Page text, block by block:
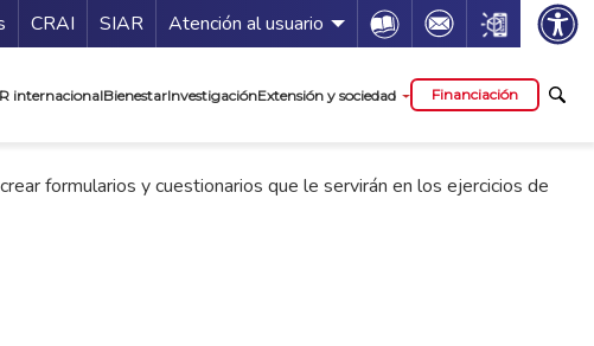
Guía de servicios
CRAI SIAR Atención al usuario Icon Icon Icon
internacionalBienestarInvestigaciónExtensión y sociedad Financiación
formularios y cuestionarios que le servirán en los ejercicios de